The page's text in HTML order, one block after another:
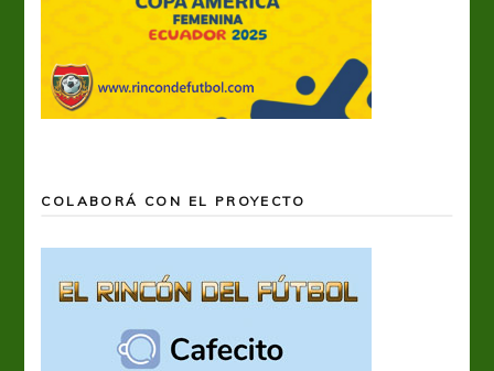
COLABORÁ CON EL PROYECTO